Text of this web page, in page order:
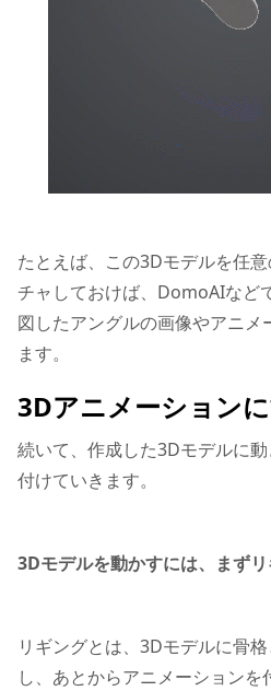
たとえば、この3Dモデルを任
チャしておけば、DomoAIなど
図したアングルの画像やアニメ
ます。
3Dアニメーション
続いて、作成した3Dモデルに
付けていきます。
3Dモデルを動かすには、まずリ
リギングとは、3Dモデルに骨
し、あとからアニメーション